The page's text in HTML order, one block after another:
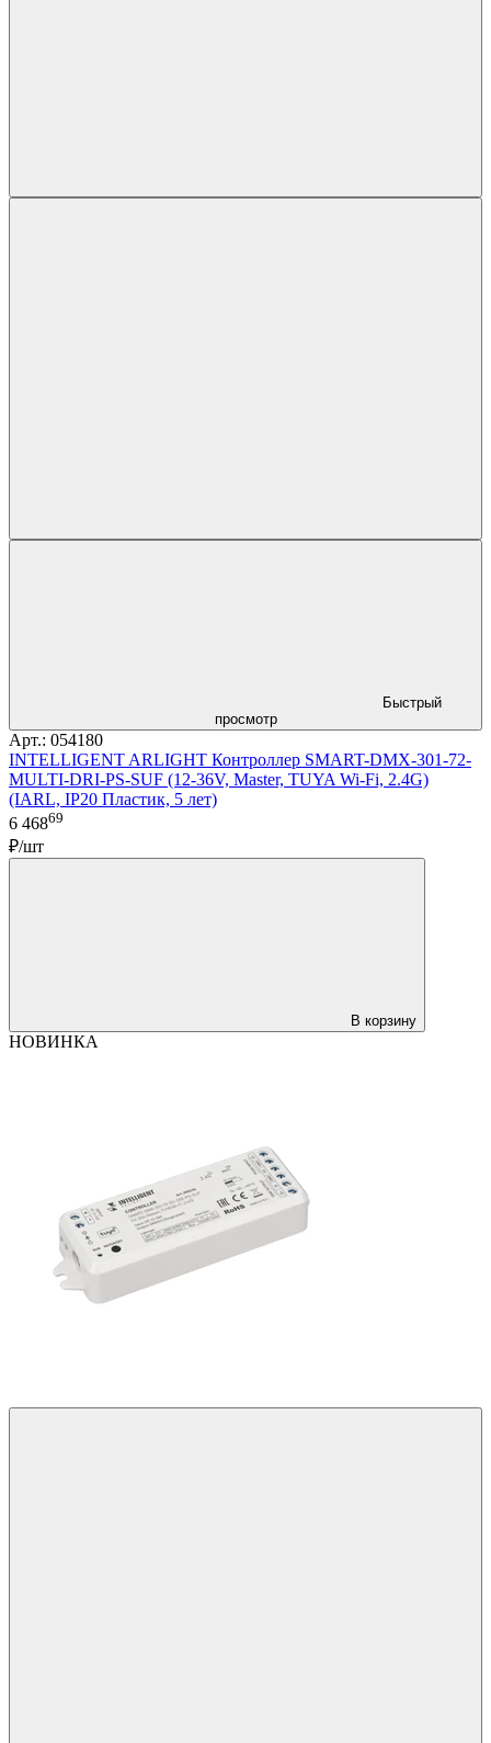
Быстрый
просмотр
Арт.: 054180
INTELLIGENT ARLIGHT Контроллер SMART-DMX-301-72-
MULTI-DRI-PS-SUF (12-36V, Master, TUYA Wi-Fi, 2.4G)
(IARL, IP20 Пластик, 5 лет)
6 46869
₽/шт
В корзину
НОВИНКА